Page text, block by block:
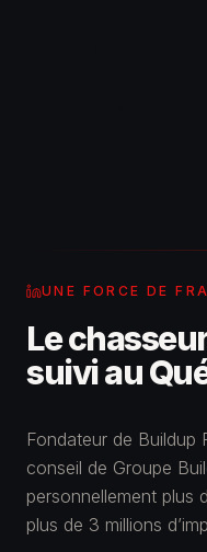
UNE FORCE DE
Le
suivi au
Fondateur de Buildup
conseil de Groupe
personnellement plus
plus de 3 millions